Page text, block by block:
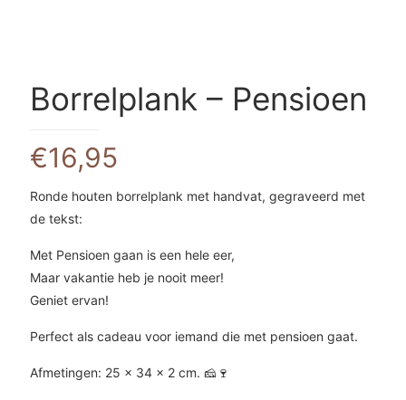
Borrelplank – Pensioen
€16,95
Ronde houten borrelplank met handvat, gegraveerd met
de tekst:
Met Pensioen gaan is een hele eer,
Maar vakantie heb je nooit meer!
Geniet ervan!
Perfect als cadeau voor iemand die met pensioen gaat.
Afmetingen: 25 × 34 × 2 cm. 🧀🍷